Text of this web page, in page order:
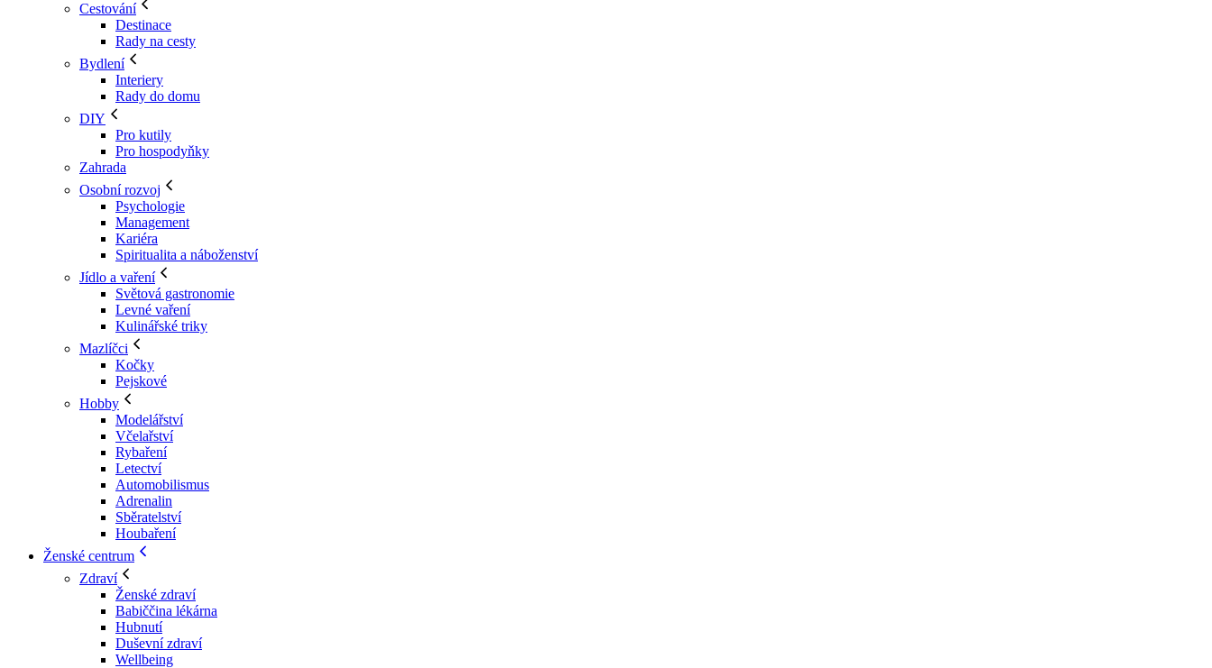
Cestování
Destinace
Rady na cesty
Bydlení
Interiery
Rady do domu
DIY
Pro kutily
Pro hospodyňky
Zahrada
Osobní rozvoj
Psychologie
Management
Kariéra
Spiritualita a náboženství
Jídlo a vaření
Světová gastronomie
Levné vaření
Kulinářské triky
Mazlíčci
Kočky
Pejskové
Hobby
Modelářství
Včelařství
Rybaření
Letectví
Automobilismus
Adrenalin
Sběratelství
Houbaření
Ženské centrum
Zdraví
Ženské zdraví
Babiččina lékárna
Hubnutí
Duševní zdraví
Wellbeing